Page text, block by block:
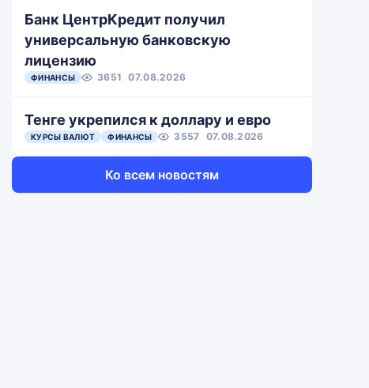
Банк ЦентрКредит получил
универсальную банковскую
лицензию
ФИНАНСЫ 3651 07.08.2026
Тенге укрепился к доллару и евро
КУРСЫ ВАЛЮТ ФИНАНСЫ 3557 07.08.2026
Ко всем новостям